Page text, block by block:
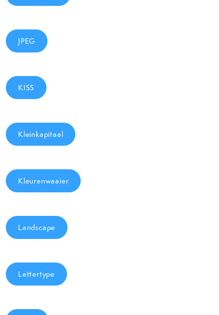
JPEG
KISS
Kleinkapitaal
Kleurenwaaier
Landscape
Lettertype